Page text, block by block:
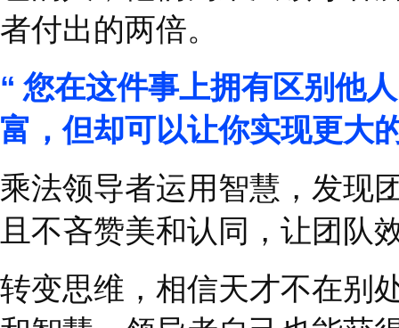
天赋升级一词，或许听
因里的传承，也来自于
困难的事情。